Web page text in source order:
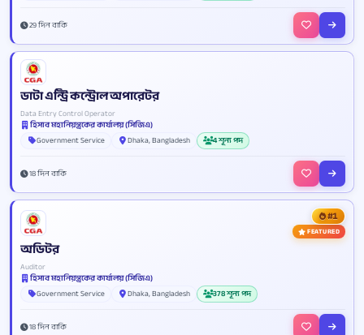
29 দিন বাকি
ডাটা এন্ট্রি কন্ট্রোল অপারেটর
Data Entry Control Operator
হিসাব মহানিয়ন্ত্রকের কার্যালয় (সিজিএ)
Government Service
Dhaka, Bangladesh 4 শূন্য পদ
18 দিন বাকি
#1
FEATURED
অডিটর
Auditor
হিসাব মহানিয়ন্ত্রকের কার্যালয় (সিজিএ)
Government Service
Dhaka, Bangladesh 378 শূন্য পদ
18 দিন বাকি